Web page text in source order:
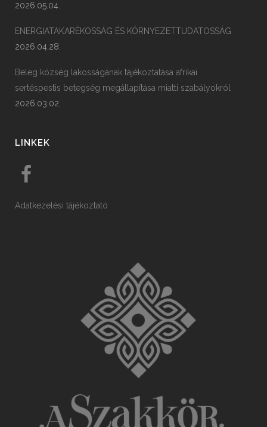
2026.05.04.
ENERGIATAKARÉKOSSÁG ÉS KÖRNYEZETTUDATOSSÁG
2026.04.28.
Beleg község lakosságának tájékoztatása afrikai
sertéspestis betegség megállapítása miatti szabályokról
2026.03.02.
LINKEK
Adatkezelési tájékoztató